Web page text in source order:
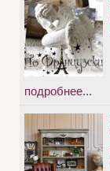
подробнее...